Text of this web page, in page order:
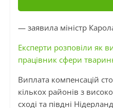
— заявила міністр
Експерти розповіли як
працівник сфери
Виплата компенсацій
кількох районів з
сході та півдні